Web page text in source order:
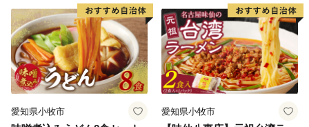
愛知県小牧市 愛知県小牧市